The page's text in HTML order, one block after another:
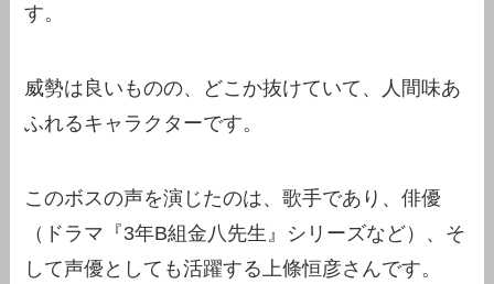
す。
威勢は良いものの、どこか抜けていて、人間味あ
ふれるキャラクターです。
このボスの声を演じたのは、歌手であり、俳優
（ドラマ『3年B組金八先生』シリーズなど）、そ
して声優としても活躍する上條恒彦さんです。